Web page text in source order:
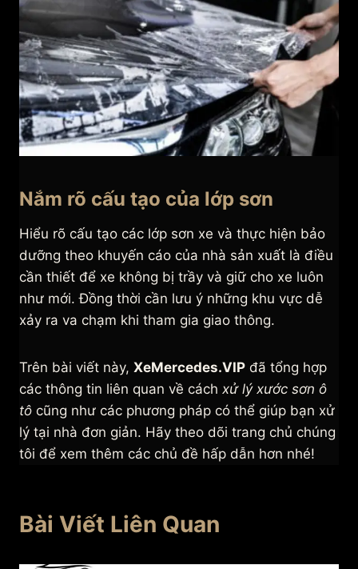
Nắm rõ cấu tạo của lớp sơn
Hiểu rõ cấu tạo các lớp sơn xe và thực hiện bảo
dưỡng theo khuyến cáo của nhà sản xuất là điều
cần thiết để xe không bị trầy và giữ cho xe luôn
như mới. Đồng thời cần lưu ý những khu vực dễ
xảy ra va chạm khi tham gia giao thông.
Trên bài viết này, XeMercedes.VIP đã tổng hợp
các thông tin liên quan về cách xử lý xước sơn ô
tô cũng như các phương pháp có thể giúp bạn xử
lý tại nhà đơn giản. Hãy theo dõi trang chủ chúng
tôi để xem thêm các chủ đề hấp dẫn hơn nhé!
Bài Viết Liên Quan